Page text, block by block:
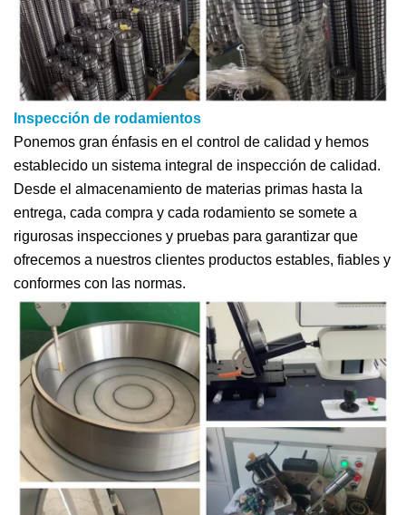
Inspección de rodamientos
Ponemos gran énfasis en el control de calidad y hemos
establecido un sistema integral de inspección de calidad.
Desde el almacenamiento de materias primas hasta la
entrega, cada compra y cada rodamiento se somete a
rigurosas inspecciones y pruebas para garantizar que
ofrecemos a nuestros clientes productos estables, fiables y
conformes con las normas.